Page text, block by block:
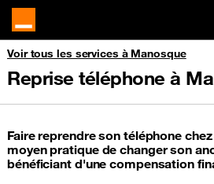
Voir tous les services à Manosque
Reprise téléphone à
Faire reprendre son téléphone
moyen pratique de changer son
bénéficiant d'une compensation